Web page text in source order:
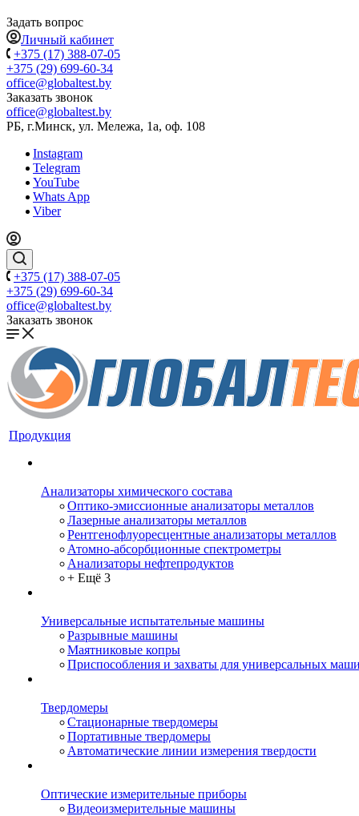
Задать вопрос
Личный кабинет
+375 (17) 388-07-05
+375 (29) 699-60-34
office@globaltest.by
Заказать звонок
office@globaltest.by
РБ, г.Минск, ул. Мележа, 1а, оф. 108
Instagram
Telegram
YouTube
Whats App
Viber
+375 (17) 388-07-05
+375 (29) 699-60-34
office@globaltest.by
Заказать звонок
Продукция
Анализаторы химического состава
Оптико-эмиссионные анализаторы металлов
Лазерные анализаторы металлов
Рентгенофлуоресцентные анализаторы металлов
Атомно-абсорбционные спектрометры
Анализаторы нефтепродуктов
+ Ещё 3
Универсальные испытательные машины
Разрывные машины
Маятниковые копры
Приспособления и захваты для универсальных
Твердомеры
Стационарные твердомеры
Портативные твердомеры
Автоматические линии измерения твердости
Оптические измерительные приборы
Видеоизмерительные машины